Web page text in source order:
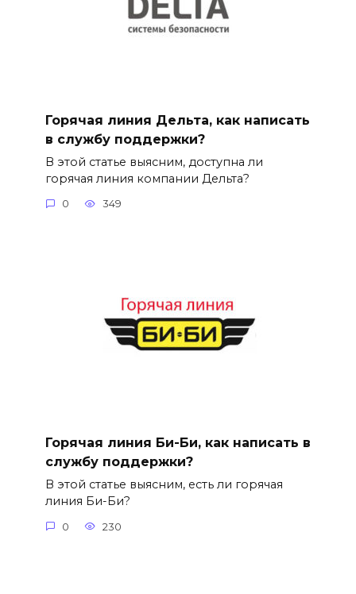
Горячая линия Дельта, как написать
в службу поддержки?
В этой статье выясним, доступна ли
горячая линия компании Дельта?
0 349
Горячая линия Би-Би, как написать в
службу поддержки?
В этой статье выясним, есть ли горячая
линия Би-Би?
0 230